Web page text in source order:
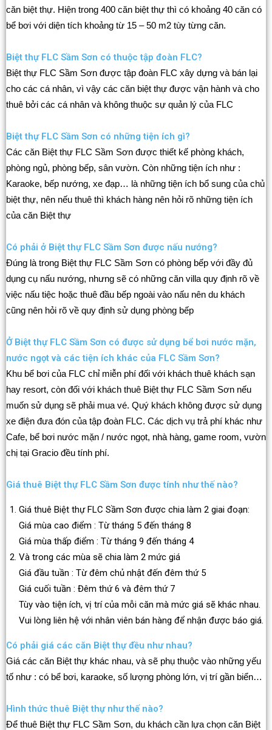
căn biệt thự. Hiện trong 400 căn biệt thự thì có khoảng 40 căn có
bể bơi với diện tích khoảng từ 15 – 50 m2 tùy từng căn.
Biệt thự FLC Sầm Sơn có thuộc tập đoàn FLC?
Biệt thự FLC Sầm Sơn được tập đoàn FLC xây dựng và bán lại
cho các cá nhân, vì vậy các căn biệt thự được vận hành và cho
thuê bởi các cá nhân và không thuộc sự quản lý của FLC
Biệt thự FLC Sầm Sơn có những tiện ích gì?
Các căn Biệt thự FLC Sầm Sơn được thiết kế phòng khách,
phòng ngủ, phòng bếp, sân vườn. Còn những tiện ích như :
Karaoke, bếp nướng, xe đạp… là những tiện ích bổ sung của chủ
biệt thự, nên nếu thuê thì khách hàng nên hỏi rõ những tiện ích
của căn Biệt thự
Có phải ở Biệt thự FLC Sầm Sơn được nấu nướng?
Đúng là trong Biệt thự FLC Sầm Sơn có phòng bếp với đầy đủ
dụng cụ nấu nướng, nhưng sẽ có những căn villa quy định rõ về
việc nấu tiệc hoặc thuê đầu bếp ngoài vào nấu nên du khách
cũng nên hỏi rõ về quy định sử dụng phòng bếp
Ở Biệt thự FLC Sầm Sơn có được sử dụng bể bơi nước mặn,
nước ngọt và các tiện ích khác của FLC Sầm Sơn?
Khu bể bơi của FLC chỉ miễn phí đối với khách thuê khách sạn
hay resort, còn đối với khách thuê Biệt thự FLC Sầm Sơn nếu
muốn sử dụng sẽ phải mua vé. Quý khách không được sử dụng
xe điện đưa đón của tập đoàn FLC. Các dịch vụ trả phí khác như
Cafe, bể bơi nước mặn / nước ngọt, nhà hàng, game room, vườn
chị tại Gracio đều tính phí.
Giá thuê Biệt thự FLC Sầm Sơn được tính như thế nào?
Giá thuê Biệt thự FLC Sầm Sơn được chia làm 2 giai đoạn:
Giá mùa cao điểm : Từ tháng 5 đến tháng 8
Giá mùa thấp điểm : Từ tháng 9 đến tháng 4
Và trong các mùa sẽ chia làm 2 mức giá
Giá đầu tuần : Từ đêm chủ nhật đến đêm thứ 5
Giá cuối tuần : Đêm thứ 6 và đêm thứ 7
Tùy vào tiện ích, vị trí của mỗi căn mà mức giá sẽ khác nhau.
Vui lòng liên hệ với nhân viên bán hàng để nhận được báo giá.
Có phải giá các căn Biệt thự đều như nhau?
Giá các căn Biệt thự khác nhau, và sẽ phụ thuộc vào những yếu
tố như : có bể bơi, karaoke, số lượng phòng lớn, vị trí gần biển…
Hình thức thuê Biệt thự như thế nào?
Để thuê Biệt thự FLC Sầm Sơn, du khách cần lựa chọn căn Biệt